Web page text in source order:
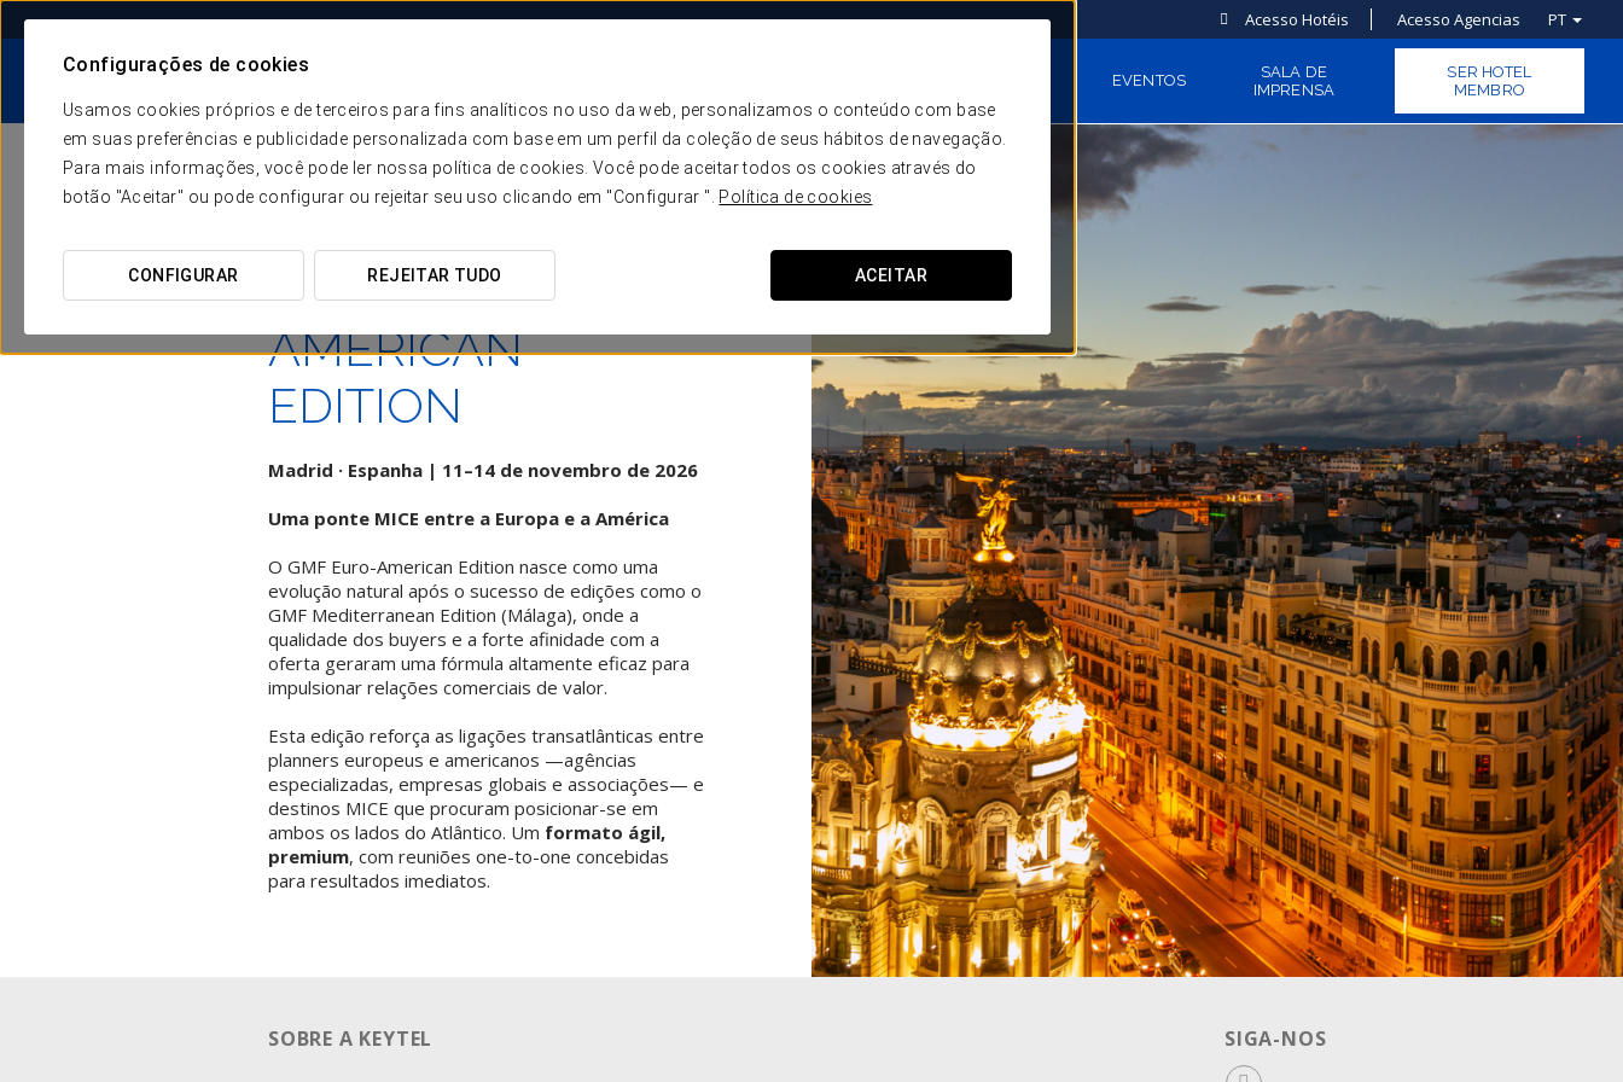
Configurações de cookies
Usamos cookies próprios e de terceiros para fins analíticos no uso da web, personalizamos o conteúdo com base
em suas preferências e publicidade personalizada com base em um perfil da coleção de seus hábitos de navegação.
Para mais informações, você pode ler nossa política de cookies. Você pode aceitar todos os cookies através do
botão "Aceitar" ou pode configurar ou rejeitar seu uso clicando em "Configurar ". Política de cookies
CONFIGURAR REJEITAR TUDO ACEITAR
Acesso Hotéis Acesso Agencias PT
Comercialização e vendas
Formação
Tecnologia
Marketing e Comunicação
Sustentabilidade
EVENTOS
SALA DE
IMPRENSA
SER HOTEL
MEMBRO
GLOBAL MICE
FORUMS EURO-
AMERICAN
EDITION
Madrid · Espanha | 11–14 de novembro de 2026
Uma ponte MICE entre a Europa e a América
O GMF Euro-American Edition nasce como uma
evolução natural após o sucesso de edições como o
GMF Mediterranean Edition (Málaga), onde a
qualidade dos buyers e a forte afinidade com a
oferta geraram uma fórmula altamente eficaz para
impulsionar relações comerciais de valor.
Esta edição reforça as ligações transatlânticas entre
planners europeus e americanos —agências
especializadas, empresas globais e associações— e
destinos MICE que procuram posicionar-se em
ambos os lados do Atlântico. Um formato ágil,
premium, com reuniões one-to-one concebidas
para resultados imediatos.
SOBRE A KEYTEL SIGA-NOS